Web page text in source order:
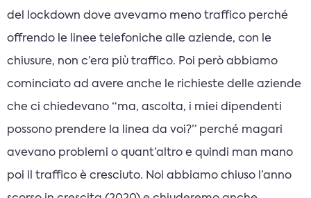
del lockdown dove avevamo meno traffico perché
offrendo le linee telefoniche alle aziende, con le
chiusure, non c’era più traffico. Poi però abbiamo
cominciato ad avere anche le richieste delle aziende
che ci chiedevano “ma, ascolta, i miei dipendenti
possono prendere la linea da voi?” perché magari
avevano problemi o quant’altro e quindi man mano
poi il traffico è cresciuto. Noi abbiamo chiuso l’anno